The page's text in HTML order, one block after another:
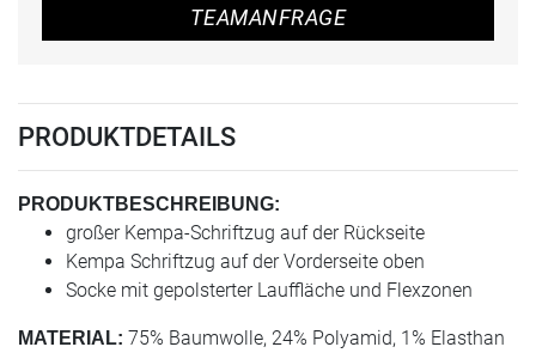
TEAMANFRAGE
PRODUKTDETAILS
PRODUKTBESCHREIBUNG:
großer Kempa-Schriftzug auf der Rückseite
Kempa Schriftzug auf der Vorderseite oben
Socke mit gepolsterter Lauffläche und Flexzonen
MATERIAL: 75% Baumwolle, 24% Polyamid, 1% Elasthan